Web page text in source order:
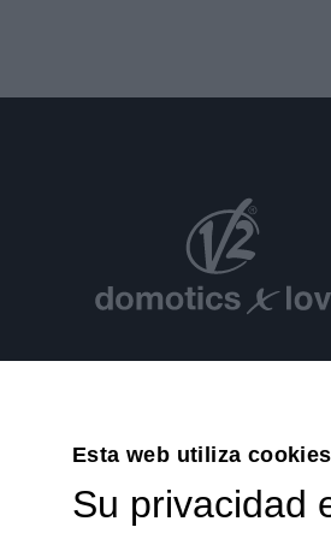
Esta web utiliza
Su privacidad